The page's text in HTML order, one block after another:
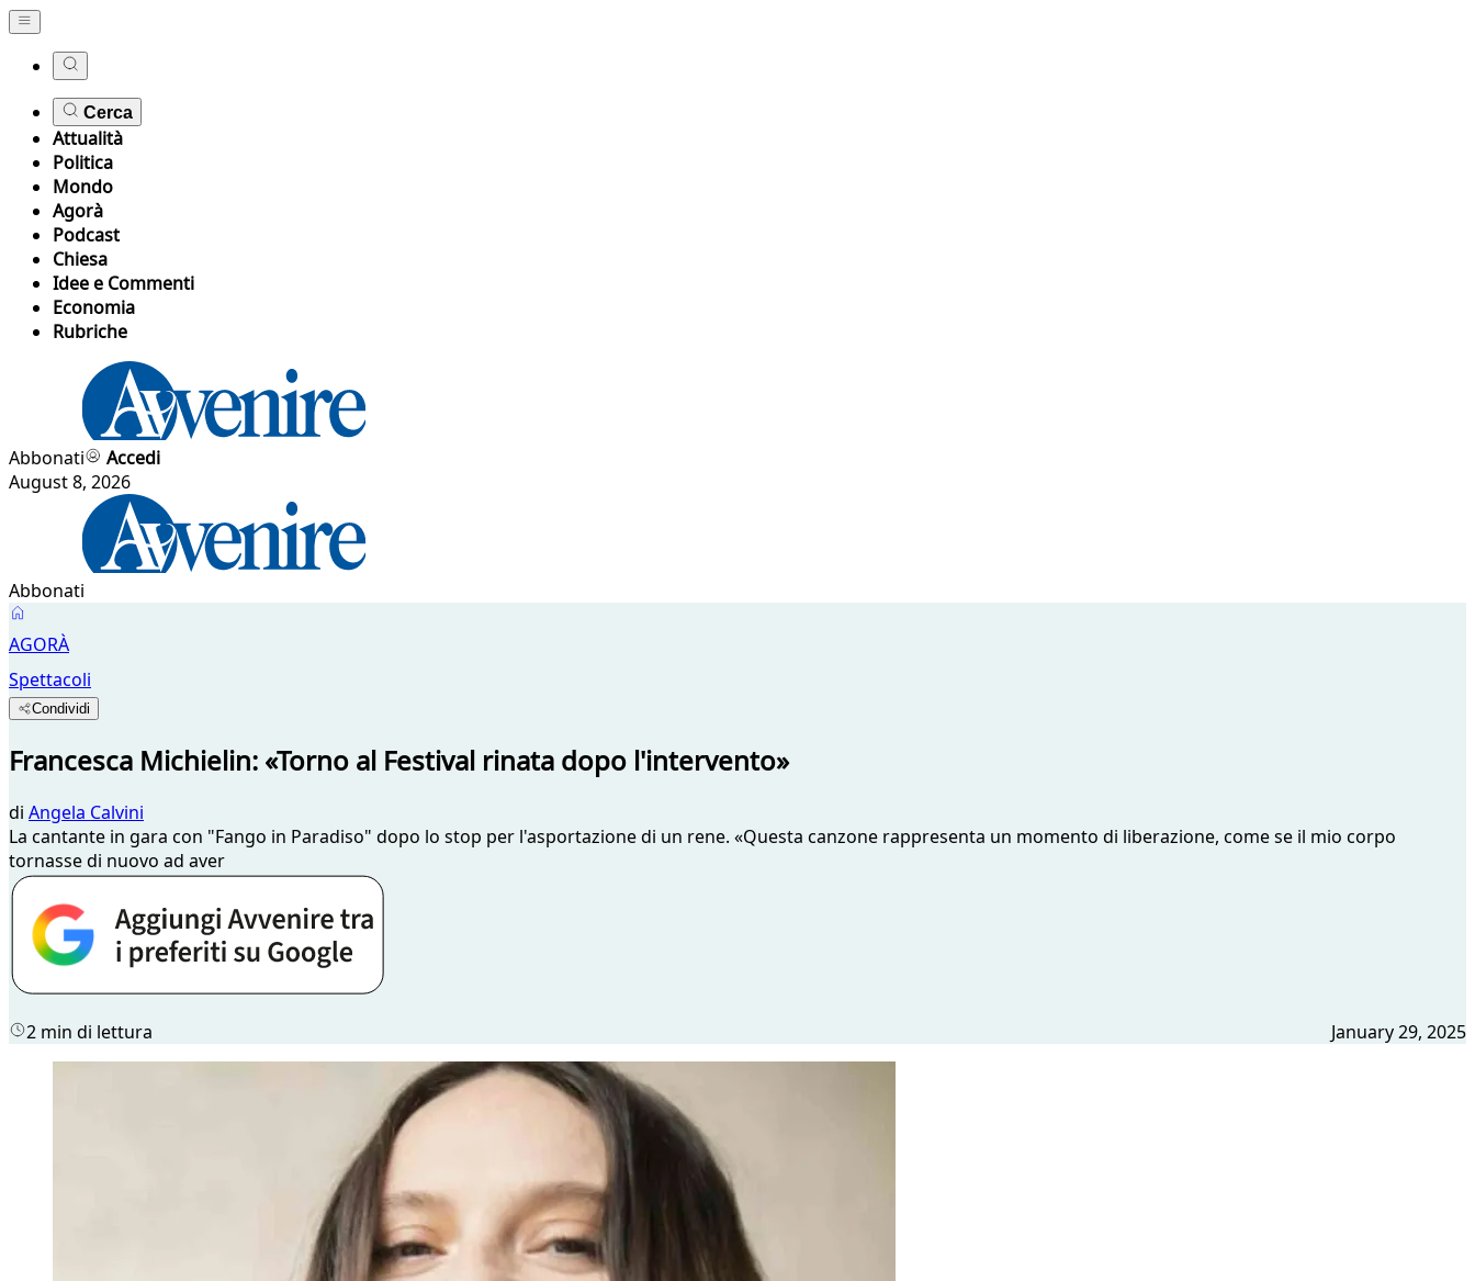
Cerca
Attualità
Politica
Mondo
Agorà
Podcast
Chiesa
Idee e Commenti
Economia
Rubriche
Abbonati
Accedi
August 8, 2026
Abbonati
AGORÀ
Spettacoli
Condividi
Francesca Michielin: «Torno al Festival rinata dopo l'intervento»
di Angela Calvini
La cantante in gara con "Fango in Paradiso" dopo lo stop per l'asportazione di un rene. «Questa canzone rappresenta un momento di liberazione, come se il mio corpo
tornasse di nuovo ad aver
2 min di lettura January 29, 2025